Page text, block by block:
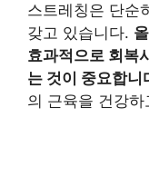
스트레칭은 단순
갖고 있습니다.
효과적으로 회복
는 것이 중요합니
의 근육을 건강